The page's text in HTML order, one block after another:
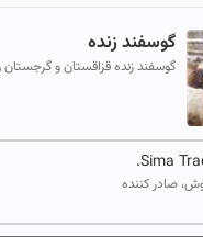
گوسفند زنده
گوسفند زنده قزاقستان و گرجستان
Sima
صادر کننده